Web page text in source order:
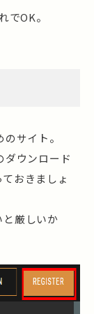
でOK。
サイト。
ダウンロード
おきましょ
厳しいか